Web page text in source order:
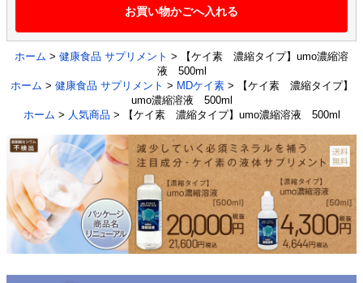
お買い物かごへ入れる
ホーム > 健康食品 サプリメント > 【ケイ素 濃縮タイプ】umo濃縮溶
液 500ml
ホーム > 健康食品 サプリメント > MDケイ素> 【ケイ素 濃縮タイプ】
umo濃縮溶液 500ml
ホーム > 人気商品 > 【ケイ素 濃縮タイプ】umo濃縮溶液 500ml